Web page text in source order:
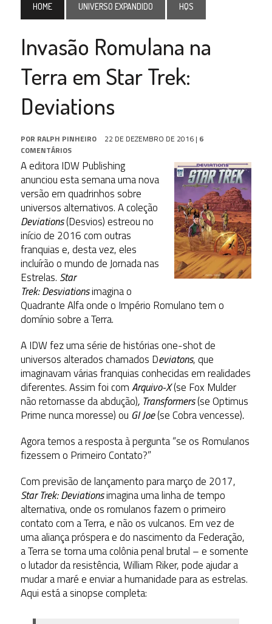
HOME UNIVERSO EXPANDIDO HQS
Invasão Romulana na
Terra em Star Trek:
Deviations
POR RALPH PINHEIRO 22 DE DEZEMBRO DE 2016| 6
COMENTÁRIOS
A editora IDW Publishing
anunciou esta semana uma nova
versão em quadrinhos sobre
universos alternativos. A coleção
Deviations(Desvios) estreou no
início de 2016 com outras
franquias e, desta vez, eles
incluírão o mundo de Jornada nas
Estrelas. Star
Trek: Desviationsimagina o
Quadrante Alfa onde o Império Romulano tem o
domínio sobre a Terra.
A IDW fez uma série de histórias one-shot de
universos alterados chamados Deviatons, que
imaginavam várias franquias conhecidas em realidades
diferentes. Assim foi comArquivo-X(se Fox Mulder
não retornasse da abdução), Transformers(se Optimus
Prime nunca moresse) ou GI Joe(se Cobra vencesse).
Agora temos a resposta à pergunta “se os Romulanos
fizessem o Primeiro Contato?”
Com previsão de lançamento paramarço de 2017,
Star Trek: Deviationsimagina uma linha de tempo
alternativa, onde os romulanos fazem o primeiro
contato com a Terra, e não os vulcanos. Em vez de
uma aliança próspera e do nascimento da Federação,
a Terra se torna uma colônia penal brutal – e somente
o lutador da resistência, William Riker, pode ajudar a
mudar a maré e enviar a humanidade para as estrelas.
Aqui está a sinopse completa: